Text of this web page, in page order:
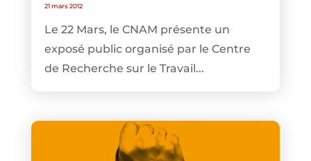
21 mars 2012
Le 22 Mars, le CNAM présente un
exposé public organisé par le Centre
de Recherche sur le Travail...